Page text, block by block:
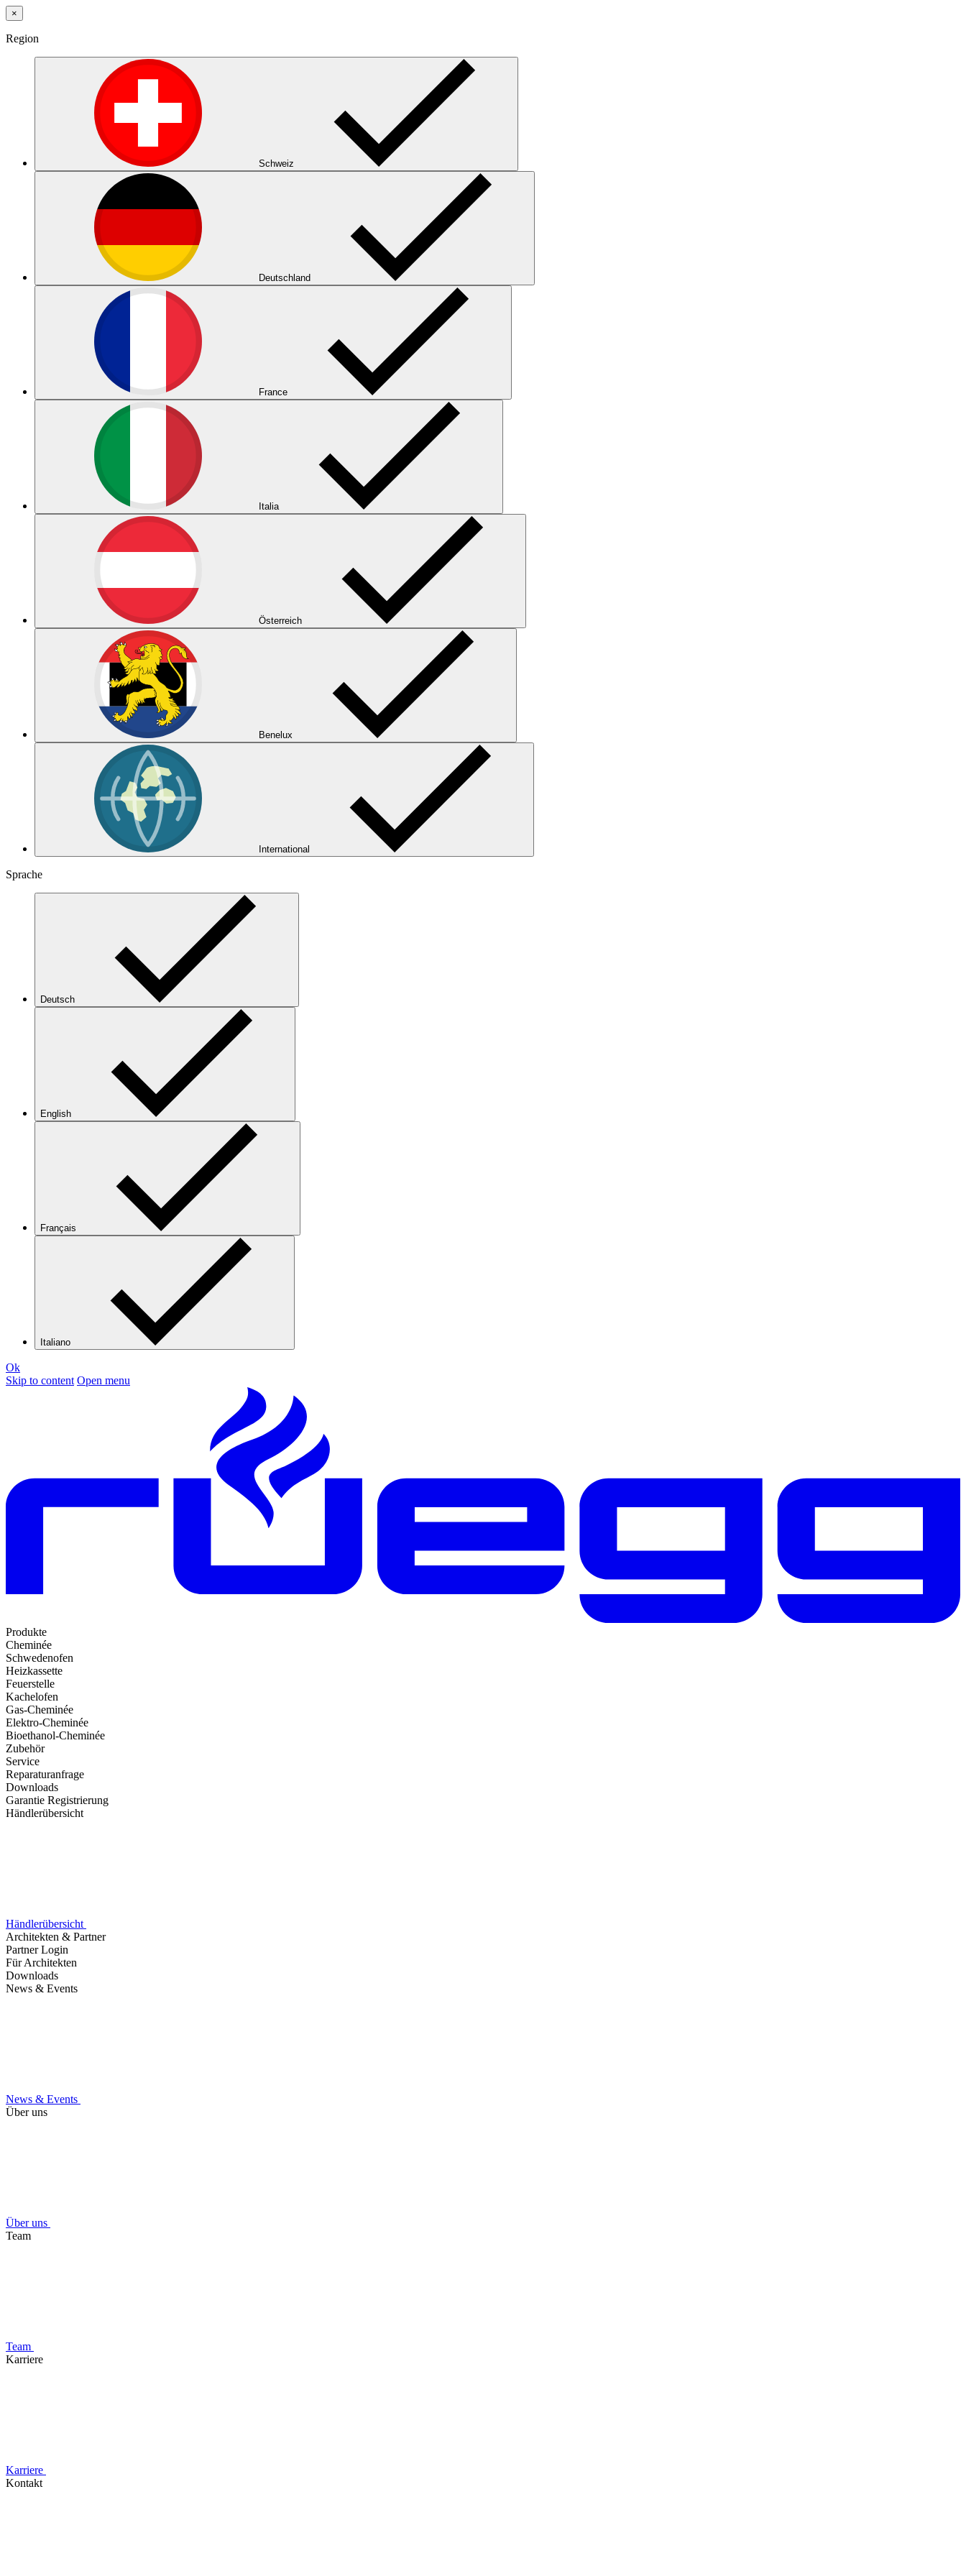
×
Region
Schweiz
Deutschland
France
Italia
Österreich
Benelux
International
Sprache
Deutsch
English
Français
Italiano
Ok
Skip to content Open menu
Produkte
Cheminée
Schwedenofen
Heizkassette
Feuerstelle
Kachelofen
Gas-Cheminée
Elektro-Cheminée
Bioethanol-Cheminée
Zubehör
Service
Reparaturanfrage
Downloads
Garantie Registrierung
Händlerübersicht
Händlerübersicht
Architekten & Partner
Partner Login
Für Architekten
Downloads
News & Events
News & Events
Über uns
Über uns
Team
Team
Karriere
Karriere
Kontakt